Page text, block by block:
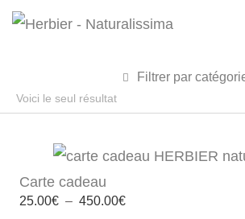
Voici le seul résultat
Filtrer par
Carte cadeau
25.00€ – 450.00€Plage